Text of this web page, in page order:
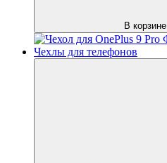
В корзине